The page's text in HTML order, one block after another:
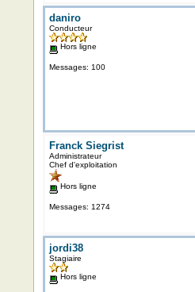
daniro
Conducteur
Hors ligne
Messages: 100
Franck Siegrist
Administrateur
Chef d'exploitation
Hors ligne
Messages: 1274
jordi38
Stagiaire
Hors ligne